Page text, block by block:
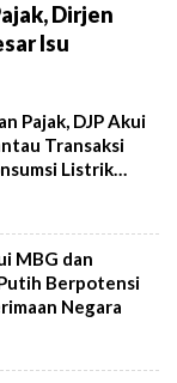
Dirjen
Isu
Pajak, DJP Akui
Transaksi
Listrik
MBG dan
Berpotensi
Negara